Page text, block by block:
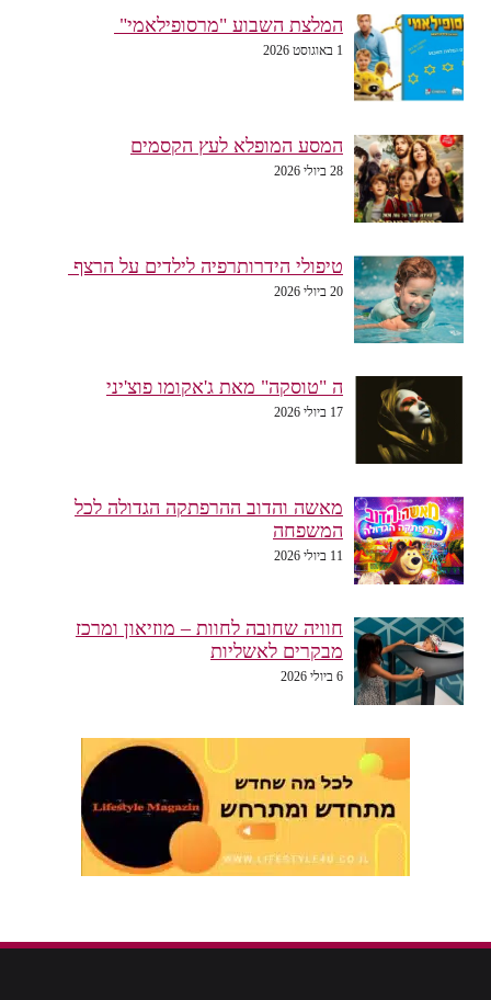
המלצת השבוע "מרסופילאמי"
1 באוגוסט 2026
המסע המופלא לעץ הקסמים
28 ביולי 2026
טיפולי הידרותרפיה לילדים על הרצף
20 ביולי 2026
ה "טוסקה" מאת ג'אקומו פוצ'יני
17 ביולי 2026
מאשה והדוב ההרפתקה הגדולה לכל
המשפחה
11 ביולי 2026
חוויה שחובה לחוות – מוזיאון ומרכז
מבקרים לאשליות
6 ביולי 2026